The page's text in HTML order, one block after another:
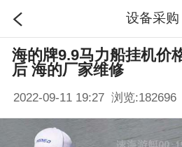
设备采购
海的牌9.9马力船挂机价
后 海的厂家维修
2022-09-11 19:27 浏览:182696